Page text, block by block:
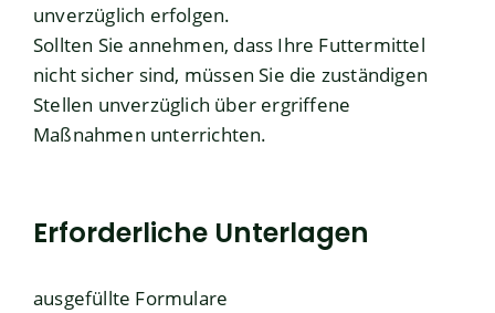
unverzüglich erfolgen.
Sollten Sie annehmen, dass Ihre Futtermittel
nicht sicher sind, müssen Sie die zuständigen
Stellen unverzüglich über ergriffene
Maßnahmen unterrichten.
Erforderliche Unterlagen
ausgefüllte Formulare